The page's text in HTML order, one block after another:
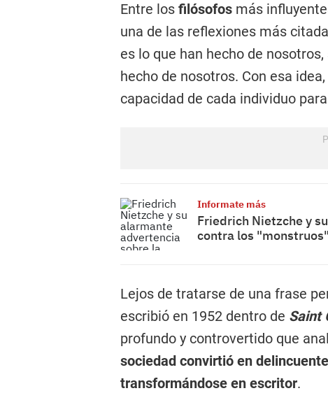
Entre los filósofos más
una de las reflexiones más
es lo que han hecho de
hecho de nosotros. Con esa
capacidad de cada individuo
Informate más
Friedrich Nietzche y
contra los "monstruos"
Lejos de tratarse de una frase
escribió en 1952 dentro de Saint
profundo y controvertido que
sociedad convirtió en
transformándose en escritor.